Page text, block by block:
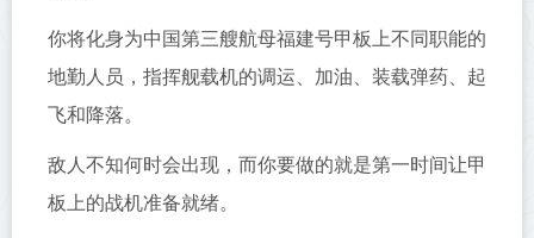
你将化身为中国第三艘航母福建号甲板上不同职能的
地勤人员，指挥舰载机的调运、加油、装载弹药、起
飞和降落。
敌人不知何时会出现，而你要做的就是第一时间让甲
板上的战机准备就绪。